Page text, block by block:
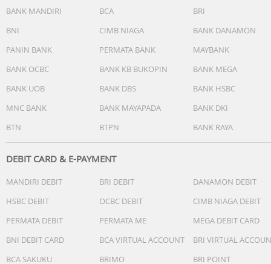
BANK MANDIRI BCA
BRI
BNI
CIMB NIAGA
BANK DANAMON
PANIN BANK
PERMATA BANK
MAYBANK
BANK OCBC
BANK KB BUKOPIN
BANK MEGA
BANK UOB
BANK DBS
BANK HSBC
MNC BANK
BANK MAYAPADA
BANK DKI
BTN
BTPN BANK RAYA
DEBIT CARD & E-PAYMENT
MANDIRI DEBIT BRI DEBIT
DANAMON DEBIT
HSBC DEBIT
OCBC DEBIT
CIMB NIAGA DEBIT
PERMATA DEBIT
PERMATA ME
MEGA DEBIT CARD
BNI DEBIT CARD
BCA VIRTUAL ACCOUNT
BRI VIRTUAL
BCA SAKUKU
BRIMO
BRI POINT